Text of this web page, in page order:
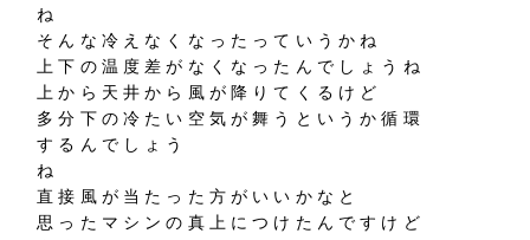
ね
そんな冷えなくなったっていうかね
上下の温度差がなくなったんでしょうね
上から天井から風が降りてくるけど
多分下の冷たい空気が舞うというか循環
するんでしょう
ね
直接風が当たった方がいいかなと
思ったマシンの真上につけたんですけど